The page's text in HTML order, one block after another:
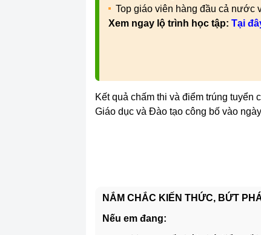
Top giáo viên hàng đầu cả nước
Xem ngay lộ trình học tập: Tại
Kết quả chấm thi và điểm trúng
Giáo dục và Đào tạo công bố vào
NẮM CHẮC KIẾN THỨC, BỨT
Nếu em đang: